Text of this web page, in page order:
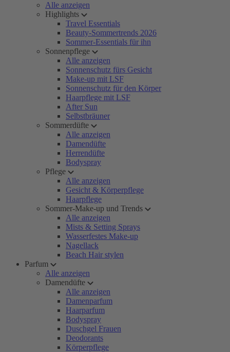
Alle anzeigen
Highlights
Travel Essentials
Beauty-Sommertrends 2026
Sommer-Essentials für ihn
Sonnenpflege
Alle anzeigen
Sonnenschutz fürs Gesicht
Make-up mit LSF
Sonnenschutz für den Körper
Haarpflege mit LSF
After Sun
Selbstbräuner
Sommerdüfte
Alle anzeigen
Damendüfte
Herrendüfte
Bodyspray
Pflege
Alle anzeigen
Gesicht & Körperpflege
Haarpflege
Sommer-Make-up und Trends
Alle anzeigen
Mists & Setting Sprays
Wasserfestes Make-up
Nagellack
Beach Hair stylen
Parfum
Alle anzeigen
Damendüfte
Alle anzeigen
Damenparfum
Haarparfum
Bodyspray
Duschgel Frauen
Deodorants
Körperpflege